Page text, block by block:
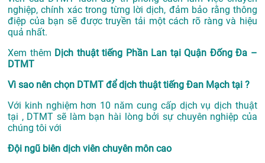
nghiệp, chính xác trong từng lời dịch, đảm bảo rằng thông
điệp của bạn sẽ được truyền tải một cách rõ ràng và hiệu
quả nhất.
Xem thêm Dịch thuật tiếng Phần Lan tại Quận Đống Đa –
DTMT
Vì sao nên chọn DTMT để dịch thuật tiếng Đan Mạch tại ?
Với kinh nghiệm hơn 10 năm cung cấp dịch vụdịch thuật
tại , DTMT sẽ làm bạn hài lòng bởi sự chuyên nghiệp của
chúng tôi với
Đội ngũ biên dịch viên chuyên môn cao